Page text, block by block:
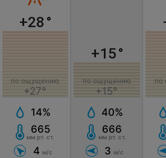
+28 °
по ощущению
+27°
14%
665
мм рт. ст.
4 м/с
+15°
по ощущению
+15°
40%
666
мм рт. ст.
3 м/с
по